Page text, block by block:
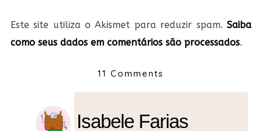
Este site utiliza o Akismet para reduzir spam.Saiba
como seus dados em comentários são processados.
11 Comments
Isabele Farias